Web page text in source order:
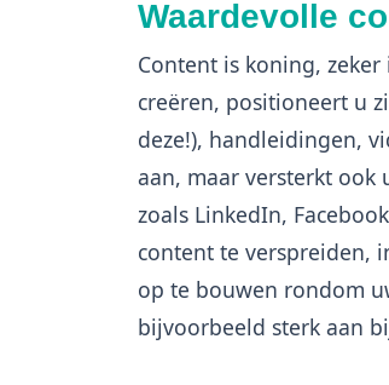
Waardevolle
Content is koning,
creëren, positioneert u
deze!), handleidingen,
aan, maar versterkt
zoals LinkedIn,
content te verspreiden,
op te bouwen rondom
bijvoorbeeld sterk aan